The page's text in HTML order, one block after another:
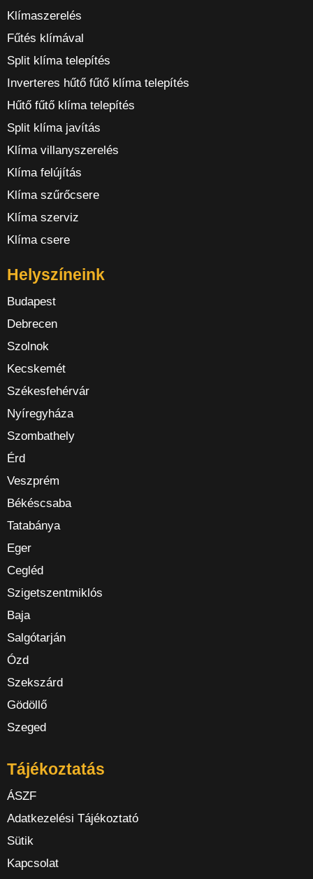
Klímaszerelés
Fűtés klímával
Split klíma telepítés
Inverteres hűtő fűtő klíma telepítés
Hűtő fűtő klíma telepítés
Split klíma javítás
Klíma villanyszerelés
Klíma felújítás
Klíma szűrőcsere
Klíma szerviz
Klíma csere
Helyszíneink
Budapest
Debrecen
Szolnok
Kecskemét
Székesfehérvár
Nyíregyháza
Szombathely
Érd
Veszprém
Békéscsaba
Tatabánya
Eger
Cegléd
Szigetszentmiklós
Baja
Salgótarján
Ózd
Szekszárd
Gödöllő
Szeged
Tájékoztatás
ÁSZF
Adatkezelési Tájékoztató
Sütik
Kapcsolat